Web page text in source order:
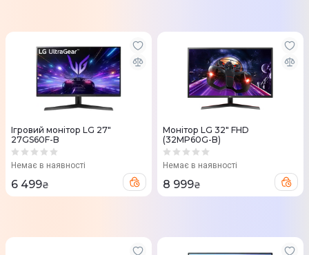
Ігровий монітор LG 27"
27GS60F-B
Немає в наявності
6 499₴
Монітор LG 32" FHD
(32MP60G-B)
Немає в наявності
8 999₴